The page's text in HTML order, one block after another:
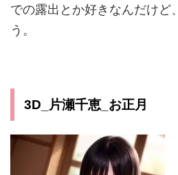
での露出とか好きなんだけど
う。
3D_片瀬千恵_お正月